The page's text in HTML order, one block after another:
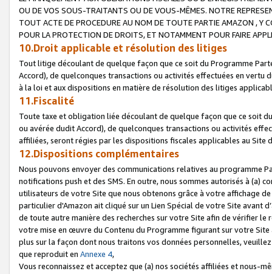
OU DE VOS SOUS-TRAITANTS OU DE VOUS-MÊMES. NOTRE
TOUT ACTE DE PROCEDURE AU NOM DE TOUTE PARTIE AMAZON , Y
POUR LA PROTECTION DE DROITS, ET NOTAMMENT POUR FAIRE
10.Droit applicable et résolution des litiges
Tout litige découlant de quelque façon que ce soit du Programme
Accord), de quelconques transactions ou activités effectuées en vertu
à la loi et aux dispositions en matière de résolution des litiges
11.Fiscalité
Toute taxe et obligation liée découlant de quelque façon que ce soit
ou avérée dudit Accord), de quelconques transactions ou activités
affiliées, seront régies par les dispositions fiscales applicables au Site
12.Dispositions complémentaires
Nous pouvons envoyer des communications relatives au programme
notifications push et des SMS. En outre, nous sommes autorisés à
utilisateurs de votre Site que nous obtenons grâce à votre affichage
particulier d'Amazon ait cliqué sur un Lien Spécial de votre Site avant
de toute autre manière des recherches sur votre Site afin de vérifier
votre mise en œuvre du Contenu du Programme figurant sur votre
plus sur la façon dont nous traitons vos données personnelles,
que reproduit en Annexe 4,
Vous reconnaissez et acceptez que (a) nos sociétés affiliées et nous-